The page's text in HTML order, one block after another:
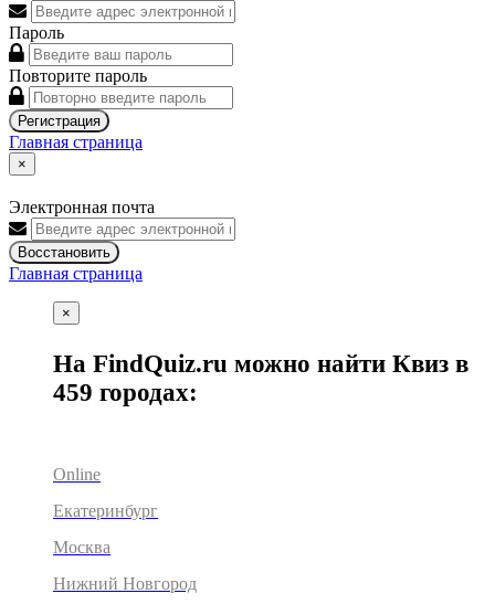
Пароль
Повторите пароль
Регистрация
Главная страница
×
Электронная почта
Восстановить
Главная страница
×
На FindQuiz.ru можно найти Квиз в
459 городах:
Online
Екатеринбург
Москва
Нижний Новгород